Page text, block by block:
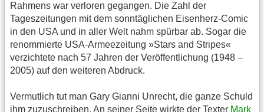
Rahmens war verloren gegangen. Die Zahl der
Tageszeitungen mit dem sonntäglichen Eisenherz-Comic
in den USA und in aller Welt nahm spürbar ab. Sogar die
renommierte USA-Armeezeitung »Stars and Stripes«
verzichtete nach 57 Jahren der Veröffentlichung (1948 –
2005) auf den weiteren Abdruck.
Vermutlich tut man Gary Gianni Unrecht, die ganze Schuld
ihm zuzuschreiben. An seiner Seite wirkte der Texter Mark